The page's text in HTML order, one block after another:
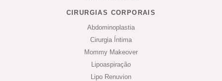
CIRURGIAS CORPORAIS
Abdominoplastia
Cirurgia Íntima
Mommy Makeover
Lipoaspiração
Lipo Renuvion